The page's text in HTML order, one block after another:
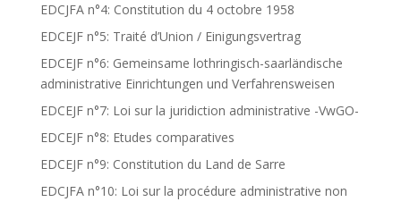
EDCJFA n°4: Constitution du 4 octobre 1958
EDCEJF n°5: Traité d’Union / Einigungsvertrag
EDCEJF n°6: Gemeinsame lothringisch-saarländische
administrative Einrichtungen und Verfahrensweisen
EDCEJF n°7: Loi sur la juridiction administrative -VwGO-
EDCEJF n°8: Etudes comparatives
EDCEJF n°9: Constitution du Land de Sarre
EDCJFA n°10: Loi sur la procédure administrative non